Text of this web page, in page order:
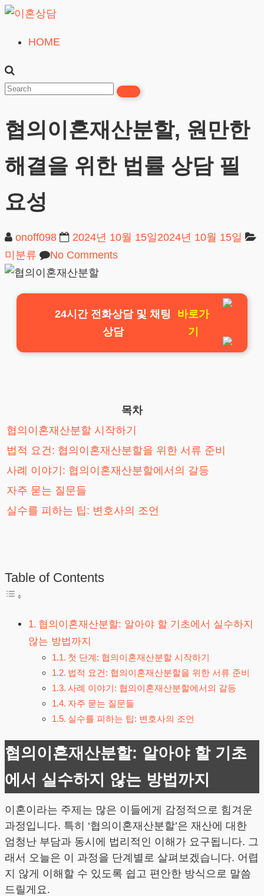
Skip
content
혼
상
24시간365일
HOME
협의이혼재산분할, 원만한
해결을 위한 법률 상담 필
요성
onoff098 2024년 10월 15일 2024년 10월 15일
미분류
No Comments
24시간 전화상담 및 채팅
상담
바로가
기
목차
협의이혼재산분할 시작하기
법적 요건: 협의이혼재산분할을 위한 서류 준비
사례 이야기: 협의이혼재산분할에서의 갈등
자주 묻는 질문들
실수를 피하는 팁: 변호사의 조언
Table of Contents
협의이혼재산분할: 알아야 할 기초에서 실수하지
않는 방법까지
첫 단계: 협의이혼재산분할 시작하기
법적 요건: 협의이혼재산분할을 위한 서류 준비
사례 이야기: 협의이혼재산분할에서의 갈등
자주 묻는 질문들
실수를 피하는 팁: 변호사의 조언
협의이혼재산분할: 알아야 할 기초
에서 실수하지 않는 방법까지
이혼이라는 주제는 많은 이들에게 감정적으로 힘겨운
과정입니다. 특히 ‘협의이혼재산분할’은 재산에 대한
엄청난 부담과 동시에 법리적인 이해가 요구됩니다. 그
래서 오늘은 이 과정을 단계별로 살펴보겠습니다. 어렵
지 않게 이해할 수 있도록 쉽고 편안한 방식으로 말씀
드릴게요.